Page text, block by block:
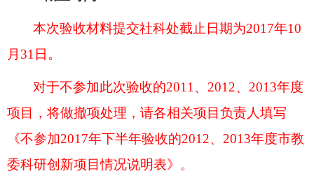
本次验收材料提交社科处截止日期为2017年10
月31日。
对于不参加此次验收的2011、 2012、2013年度
项目，将做撤项处理，请各相关项目负责人填写
《不参加2017年下半年验收的2012、2013年度市教
委科研创新项目情况说明表》。